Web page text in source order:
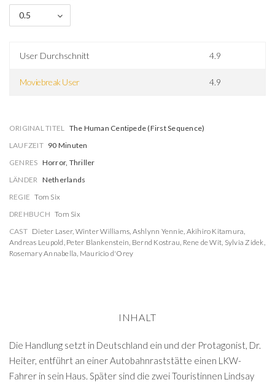
0.5
User Durchschnitt 4.9
Moviebreak User 4.9
ORIGINAL TITEL The Human Centipede (First Sequence)
LAUFZEIT 90 Minuten
GENRES Horror, Thriller
LÄNDER Netherlands
REGIE Tom Six
DREHBUCH Tom Six
CAST Dieter Laser, Winter Williams, Ashlynn Yennie, Akihiro Kitamura,
Andreas Leupold, Peter Blankenstein, Bernd Kostrau, Rene de Wit, Sylvia Zidek,
Rosemary Annabella, Mauricio d'Orey
INHALT
Die Handlung setzt in Deutschland ein und der Protagonist, Dr.
Heiter, entführt an einer Autobahnraststätte einen LKW-
Fahrer in sein Haus. Später sind die zwei Touristinnen Lindsay